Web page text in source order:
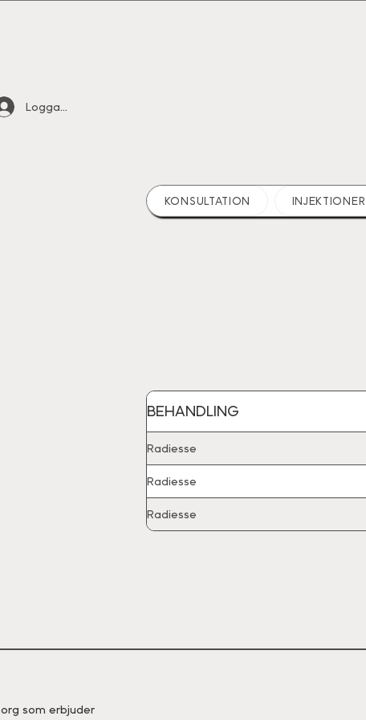
Logga in
KONSULTATION INJEKTIONER
BEHANDLING
Radiesse
Radiesse
Radiesse
som erbjuder